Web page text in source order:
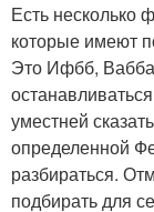
Есть несколько
которые имеют
Это Ифбб,
уместней
определенной
разбираться.
подбирать для